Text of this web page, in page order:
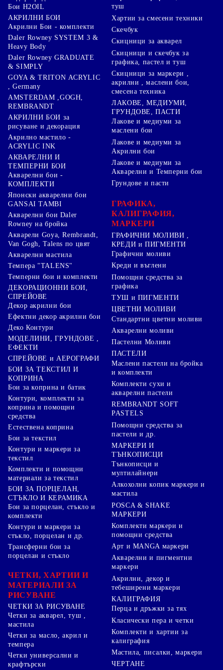
Бои H2OIL
АКРИЛНИ БОИ
Акрилни Бои - комплекти
Daler Rowney SYSTEM 3 &
Heavy Body
Daler Rowney GRADUATE
& SIMPLY
GOYA & TRITON АCRYLIC
, Germany
AMSTERDAM ,GOGH,
REMBRANDT
АКРИЛНИ БОИ за
рисуване и декорация
Акрилно мастило -
ACRYLIC INK
АКВАРЕЛНИ И
ТЕМПЕРНИ БОИ
Акварелни бои -
КОМПЛЕКТИ
Японски акварелни бои
GANSAI TAMBI
Акварелни бои Daler
Rowney на бройка
Акварели Goya, Rembrandt,
Van Gogh, Talens по цвят
Акварелни мастила
Темпера "TALENS"
Темперни бои и комплекти
ДЕКОРАЦИОННИ БОИ,
СПРЕЙОВЕ
Декор акрилни бои
Ефектни декор акрилни бои
Деко Контури
МОДЕЛИНИ, ГРУНДОВЕ ,
ЕФЕКТИ
СПРЕЙОВЕ и АЕРОГРАФИ
БОИ ЗА ТЕКСТИЛ И
КОПРИНА
Бои за коприна и батик
Контури, комплекти за
коприна и помощни
средства
Естествена коприна
Бои за текстил
Контури и маркери за
текстил
Комплекти и помощни
материали за текстил
БОИ ЗА ПОРЦЕЛАН,
СТЪКЛО И КЕРАМИКА
Бои за порцелан, стъкло и
комплекти
Контури и маркери за
стъкло, порцелан и др.
Трансферни бои за
порцелан и стъкло
ЧЕТКИ, ХАРТИИ И
МАТЕРИАЛИ ЗА
РИСУВАНЕ
ЧЕТКИ ЗА РИСУВАНЕ
Четки за акварел, туш ,
мастила
Четки за масло, акрил и
темпера
Четки универсални и
крафтърски
туш
Хартии за смесени техники
Скечбук
Скицници за акварел
Скицници и скечбук за
графика, пастел и туш
Скицници за маркери ,
акрилни , маслени бои,
смесена техника
ЛАКОВЕ, МЕДИУМИ,
ГРУНДОВЕ, ПАСТИ
Лакове и медиуми за
маслени бои
Лакове и медиуми за
Акрилни бои
Лакове и медиуми за
Акварелни и Темперни бои
Грундове и пасти
ГРАФИКА,
КАЛИГРАФИЯ,
МАРКЕРИ
ГРАФИЧНИ МОЛИВИ ,
КРЕДИ и ПИГМЕНТИ
Графични моливи
Креди и въглени
Помощни средства за
графика
ТУШ и ПИГМЕНТИ
ЦВЕТНИ МОЛИВИ
Стандартни цветни моливи
Акварелни моливи
Пастелни Моливи
ПАСТЕЛИ
Маслени пастели на бройка
и комплекти
Комплекти сухи и
акварелни пастели
REMBRANDT SOFT
PASTELS
Помощни средства за
пастели и др.
МАРКЕРИ И
ТЪНКОПИСЦИ
Тънкописци и
мултилайнери
Алкохолни копик маркери и
мастила
POSCA & SHAKE
МАРКЕРИ
Комплекти маркери и
помощни средства
Арт и MANGA маркери
Акварелни и пигментни
маркери
Акрилни, декор и
тебеширени маркери
КАЛИГРАФИЯ
Перца и дръжки за тях
Класически пера и четки
Комплекти и хартии за
калиграфия
Мастила, писалки, маркери
ЧЕРТАНЕ